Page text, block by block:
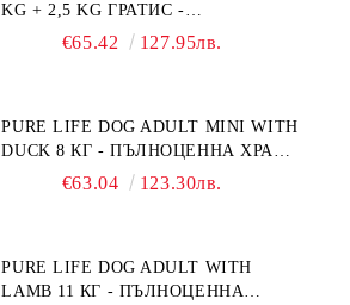
ГЛЮКОЗА (DIABETES MELLITUS)."
KG + 2,5 KG ГРАТИС -
ПЪЛНОЦЕННА ХРАНА ЗА
€65.42 127.95лв.
PURE LIFE DOG ADULT MINI WITH
DUCK 8 КГ - ПЪЛНОЦЕННА ХРАНА
ЗА ПОРАСНАЛИ КУЧЕТА ОТ
ГЛУТЕН. ПРОИЗВЕДЕНА ВЪВ
ФРАНЦИЯ.
€63.04 123.30лв.
PURE LIFE DOG ADULT WITH
LAMB 11 КГ - ПЪЛНОЦЕННА